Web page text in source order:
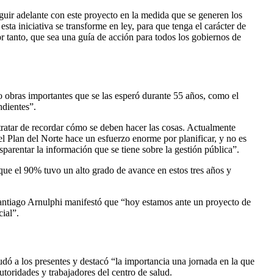
adelante con este proyecto en la medida que se generen los
iniciativa se transforme en ley, para que tenga el carácter de
que sea una guía de acción para todos los gobiernos de
importantes que se las esperó durante 55 años, como el
de recordar cómo se deben hacer las cosas. Actualmente
Plan del Norte hace un esfuerzo enorme por planificar, y no es
la información que se tiene sobre la gestión pública”.
el 90% tuvo un alto grado de avance en estos tres años y
Arnulphi manifestó que “hoy estamos ante un proyecto de
a los presentes y destacó “la importancia una jornada en la que
y trabajadores del centro de salud.